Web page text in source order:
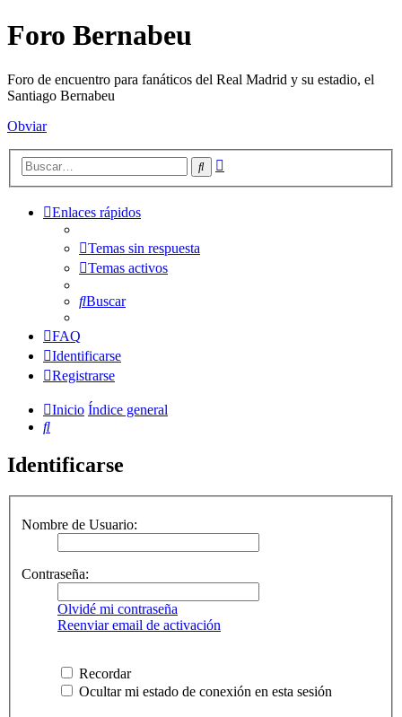
Foro Bernabeu
Foro de encuentro para fanáticos del Real Madrid y su estadio, el
Santiago Bernabeu
Obviar
Buscar
Enlaces rápidos
Temas sin respuesta
Temas activos
Buscar
FAQ
Identificarse
Registrarse
Inicio Índice general
Buscar
Identificarse
Nombre de Usuario:
Contraseña:
Olvidé mi contraseña
Reenviar email de activación
Recordar
Ocultar mi estado de conexión en esta sesión